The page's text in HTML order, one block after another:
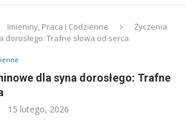
Imieniny, Praca i Codzienne
Życzenia
dorosłego: Trafne słowa od serca
dla syna dorosłego: Trafne
15 lutego, 2026